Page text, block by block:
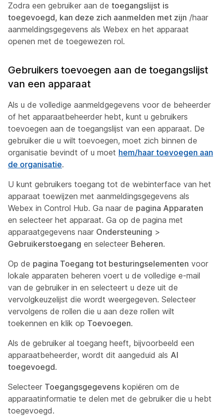
Zodra een gebruiker aan de toegangslijst is
toegevoegd, kan deze zich aanmelden met zijn /haar
aanmeldingsgegevens als Webex en het apparaat
openen met de toegewezen rol.
Gebruikers toevoegen aan de toegangslijst
van een apparaat
Als u de volledige aanmeldgegevens voor de beheerder
of het apparaatbeheerder hebt, kunt u gebruikers
toevoegen aan de toegangslijst van een apparaat. De
gebruiker die u wilt toevoegen, moet zich binnen de
organisatie bevindt of u moet hem/haar toevoegen aan
de organisatie.
U kunt gebruikers toegang tot de webinterface van het
apparaat toewijzen met aanmeldingsgegevens als
Webex in Control Hub. Ga naar de pagina Apparaten
en selecteer het apparaat. Ga op de pagina met
apparaatgegevens naar Ondersteuning >
Gebruikerstoegang en selecteer Beheren.
Op de pagina Toegang tot besturingselementen voor
lokale apparaten beheren voert u de volledige e-mail
van de gebruiker in en selecteert u deze uit de
vervolgkeuzelijst die wordt weergegeven. Selecteer
vervolgens de rollen die u aan deze rollen wilt
toekennen en klik op Toevoegen.
Als de gebruiker al toegang heeft, bijvoorbeeld een
apparaatbeheerder, wordt dit aangeduid als Al
toegevoegd.
Selecteer Toegangsgegevens kopiëren om de
apparaatinformatie te delen met de gebruiker die u hebt
toegevoegd.